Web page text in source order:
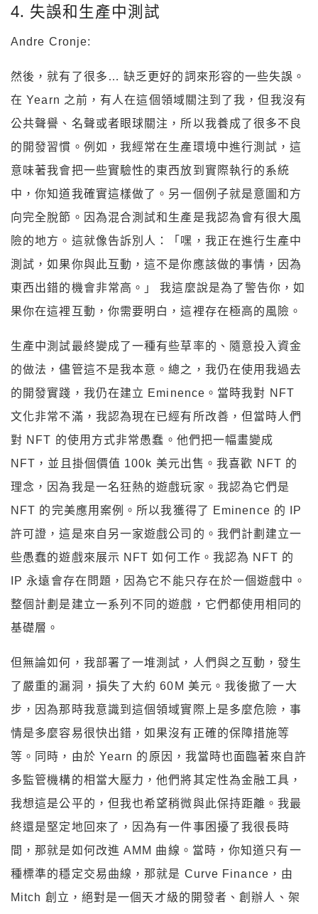
4. 失誤和生產中測試
Andre Cronje:
然後，就有了很多… 缺乏更好的詞來形容的一些失誤。
在 Yearn 之前，有人在這個領域關注到了我，但我沒有
公共聲譽、名聲或者眼球關注，所以我養成了很多不良
的開發習慣。例如，我經常在生產環境中進行測試，這
意味著我會把一些實驗性的東西放到實際執行的系統
中，你知道我確實這樣做了。另一個例子就是意圖和方
向完全脫節。因為混合測試和生產是我認為會有很大風
險的地方。這就像告訴別人：「嘿，我正在進行生產中
測試，如果你與此互動，這不是你應該做的事情，因為
東西出錯的機會非常高。」 我這麼說是為了警告你，如
果你在這裡互動，你需要明白，這裡存在極高的風險。
生產中測試最終變成了一種有些草率的、隨意投入資金
的做法，儘管這不是我本意。總之，我仍在使用我過去
的開發實踐，我仍在建立 Eminence。當時我對 NFT
文化非常不滿，我認為現在已經有所改善，但當時人們
對 NFT 的使用方式非常愚蠢。他們把一幅畫變成
NFT，並且掛個價值 100k 美元出售。我喜歡 NFT 的
理念，因為我是一名狂熱的遊戲玩家。我認為它們是
NFT 的完美應用案例。所以我獲得了 Eminence 的 IP
許可證，這是來自另一家遊戲公司的。我們計劃建立一
些愚蠢的遊戲來展示 NFT 如何工作。我認為 NFT 的
IP 永遠會存在問題，因為它不能只存在於一個遊戲中。
整個計劃是建立一系列不同的遊戲，它們都使用相同的
基礎層。
但無論如何，我部署了一堆測試，人們與之互動，發生
了嚴重的漏洞，損失了大約 60M 美元。我後撤了一大
步，因為那時我意識到這個領域實際上是多麼危險，事
情是多麼容易很快出錯，如果沒有正確的保障措施等
等。同時，由於 Yearn 的原因，我當時也面臨著來自許
多監管機構的相當大壓力，他們將其定性為金融工具，
我想這是公平的，但我也希望稍微與此保持距離。我最
終還是堅定地回來了，因為有一件事困擾了我很長時
間，那就是如何改進 AMM 曲線。當時，你知道只有一
種標準的穩定交易曲線，那就是 Curve Finance，由
Mitch 創立，絕對是一個天才級的開發者、創辦人、架